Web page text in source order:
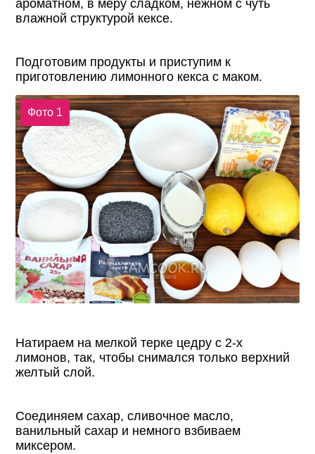
ароматном, в меру сладком, нежном с чуть
влажной структурой кексе.
Подготовим продукты и приступим к
приготовлению лимонного кекса с маком.
Фото 1
Натираем на мелкой терке цедру с 2-х
лимонов, так, чтобы снимался только верхний
желтый слой.
Соединяем сахар, сливочное масло,
ванильный сахар и немного взбиваем
миксером.